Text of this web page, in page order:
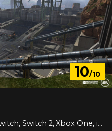
10/10
Android, PC, PlayStation 4, Switch, Switch 2, Xbox One, iOS